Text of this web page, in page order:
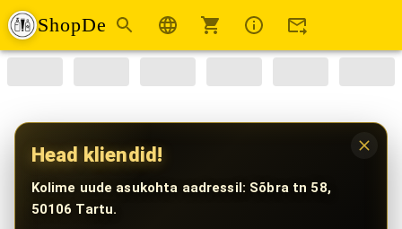
ShopDe
Head kliendid!
Kolime uude asukohta aadressil: Sõbra tn 58,
50106 Tartu.